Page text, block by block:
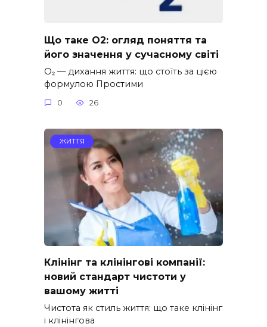
Що таке O2: огляд поняття та
його значення у сучасному світі
O₂ — дихання життя: що стоїть за цією
формулою Простими
0 26
ЖИТТЯ
Клінінг та клінінгові компанії:
новий стандарт чистоти у
вашому житті
Чистота як стиль життя: що таке клінінг
і клінінгова